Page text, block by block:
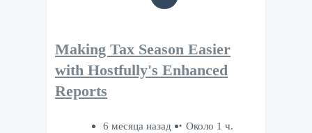
Making Tax Season Easier
with Hostfully's Enhanced
Reports
6 месяца назад
Около 1 ч.